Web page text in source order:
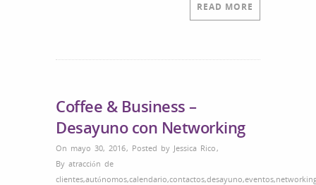
READ MORE
Coffee & Business –
Desayuno con Networking
On mayo 30, 2016, Posted by Jessica Rico,
By atracción de
clientes,autónomos,calendario,contactos,desayuno,eventos,